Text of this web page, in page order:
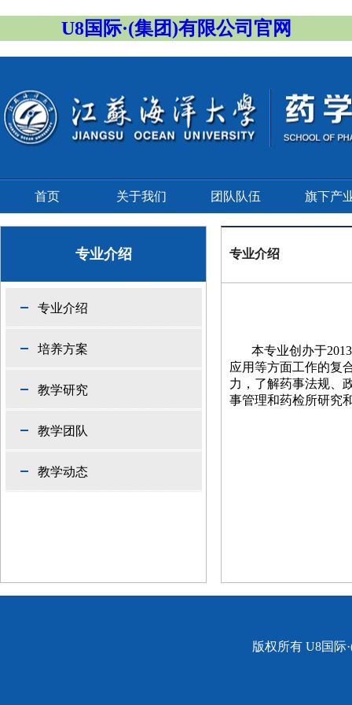
U8国际·(集团)有限公司官网
首页 关于我们 团队队伍 旗下产
专业介绍
专业介绍
培养方案
教学研究
教学团队
教学动态
专业介绍
本专业创办于
应用等方面工作的复
力，了解药事法规、
事管理和药检所研究
版权所有 U8国际